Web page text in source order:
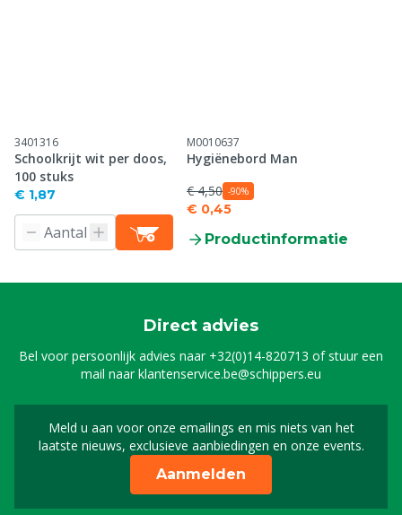
3401316
Schoolkrijt wit per doos,
100 stuks
€ 1,87
M0010637
Hygiënebord Man
€ 4,50 -90%
€ 0,45
Productinformatie
Direct advies
Bel voor persoonlijk advies naar +32(0)14-820713 of stuur een
mail naarklantenservice.be@schippers.eu
Meld u aan voor onze emailings en mis niets van het
laatste nieuws, exclusieve aanbiedingen en onze events.
Meld u aan voor onze
Aanmelden